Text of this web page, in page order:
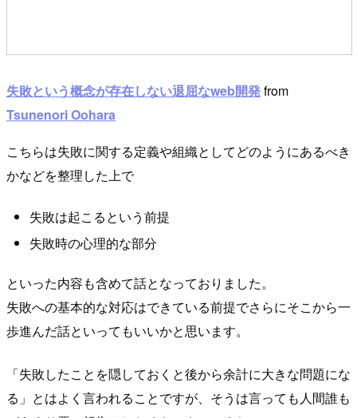
失敗という概念が存在しない退屈なweb開発from
Tsunenori Oohara
こちらは失敗に関する定義や組織としてどのようにあるべき
かなどを整理した上で
失敗は起こるという前提
失敗時の心理的な部分
といった内容も含めて話となっておりました。
失敗への基本的な対応はできている前提でさらにそこから一
歩進んだ話といってもいいかと思います。
「失敗したことを隠しておくと後から余計に大きな問題にな
る」とはよく言われることですが、そうは言っても人間誰も